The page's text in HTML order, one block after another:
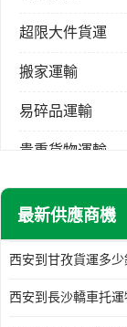
超限大件貨運
搬家運輸
易碎品運輸
貴重貨物運輸
普通貨物
危險品運輸
最新供應商機